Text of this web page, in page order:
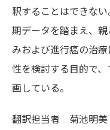
釈することはできな
期データを踏まえ、
みおよび進行癌の治
性を検討する目的で
画している。
翻訳担当者 菊池明美